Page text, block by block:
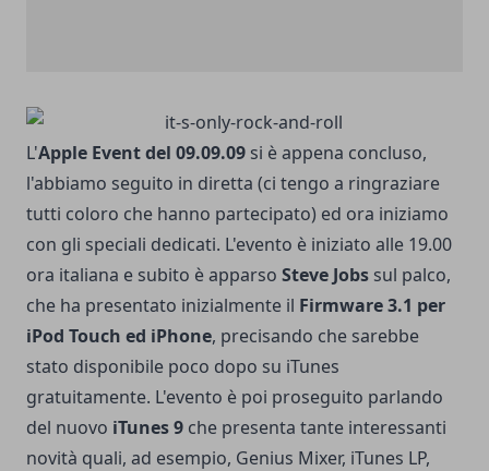
L'Apple Event del 09.09.09 si è appena concluso,
l'abbiamo seguito in diretta (ci tengo a ringraziare
tutti coloro che hanno partecipato) ed ora iniziamo
con gli speciali dedicati. L'evento è iniziato alle 19.00
ora italiana e subito è apparso Steve Jobs sul palco,
che ha presentato inizialmente il Firmware 3.1 per
iPod Touch ed iPhone, precisando che sarebbe
stato disponibile poco dopo su iTunes
gratuitamente. L'evento è poi proseguito parlando
del nuovo iTunes 9 che presenta tante interessanti
novità quali, ad esempio, Genius Mixer, iTunes LP,